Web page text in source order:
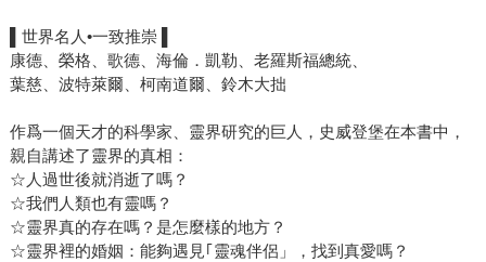
▌世界名人•一致推崇 ▌
康德、榮格、歌德、海倫．凱勒、老羅斯福總統、
葉慈、波特萊爾、柯南道爾、鈴木大拙
作爲一個天才的科學家、靈界研究的巨人，史威登堡在本書中，
親自講述了靈界的真相：
☆人過世後就消逝了嗎？
☆我們人類也有靈嗎？
☆靈界真的存在嗎？是怎麼樣的地方？
☆靈界裡的婚姻：能夠遇見｢靈魂伴侶」，找到真愛嗎？